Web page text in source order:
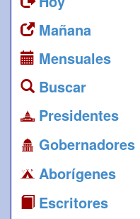
Mañana
Mensuales
Buscar
Presidentes
Gobernadores
Aborígenes
Escritores